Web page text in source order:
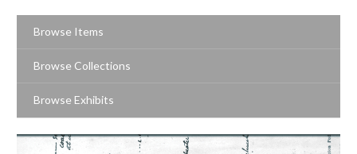
Browse Items
Browse Collections
Browse Exhibits